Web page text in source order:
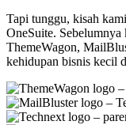
Tapi tunggu, kisah
OneSuite. Sebelumnya
ThemeWagon,
kehidupan bisnis kecil